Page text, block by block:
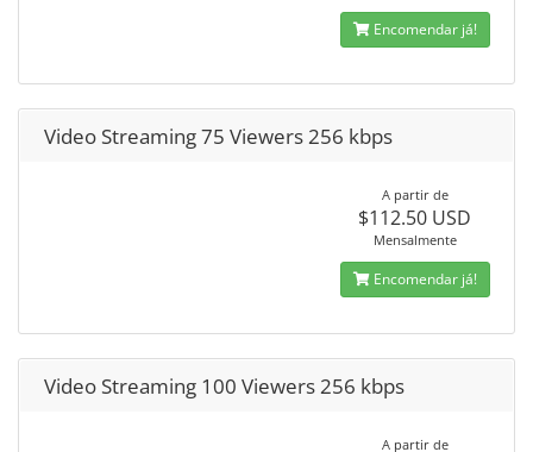
Encomendar já!
Video Streaming 75 Viewers 256 kbps
A partir de
$112.50 USD
Mensalmente
Encomendar já!
Video Streaming 100 Viewers 256 kbps
A partir de